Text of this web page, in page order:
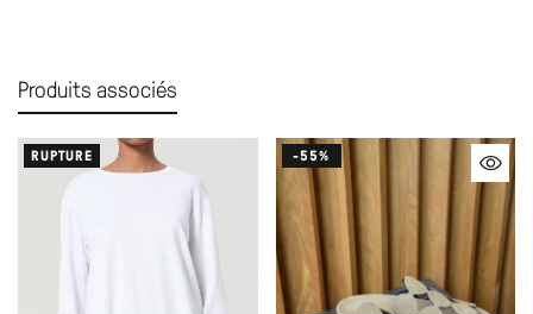
Produits associés
RUPTURE -55%